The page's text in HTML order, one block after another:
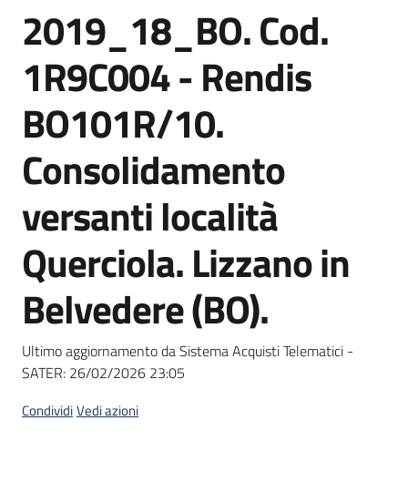
e
strumenti
acquisto
Supporto
Piattaforme
telematiche
English
site
Salta al contenuto
2019_18_BO. Cod.
1R9C004 - Rendis
BO101R/10.
Consolidamento
versanti località
Querciola. Lizzano in
Belvedere (BO).
Ultimo aggiornamento da Sistema Acquisti Telematici -
SATER: 26/02/2026 23:05
CondividiVedi azioni